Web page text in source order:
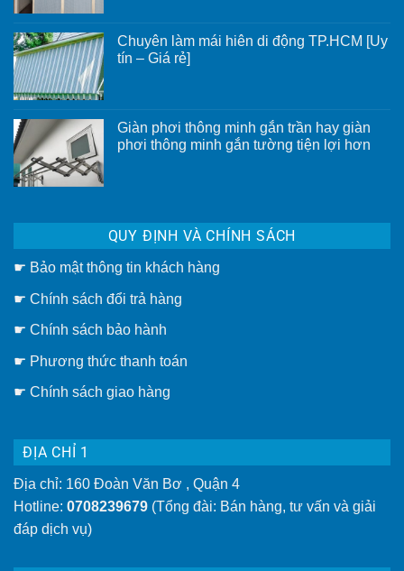
ngăn
rèm
tổ
gì?
Chuyên làm mái hiên di động TP.HCM [Uy
tín – Giá rẻ]
ở
Chuyên
làm
tín
–
Giá
rẻ]
Giàn phơi thông minh gắn trần hay giàn
phơi thông minh gắn tường tiện lợi hơn
Giàn
phơi
thông
gắn
hay
giàn
thông
minh
tường
lợi
hơn
QUY ĐỊNH VÀ CHÍNH SÁCH
☛ Bảo mật thông tin khách hàng
☛ Chính sách đổi trả hàng
☛ Chính sách bảo hành
☛ Phương thức thanh toán
☛ Chính sách giao hàng
ĐỊA CHỈ 1
Địa chỉ: 160 Đoàn Văn Bơ , Quận 4
Hotline: 0708239679 (Tổng đài: Bán hàng, tư vấn và giải
đáp dịch vụ)